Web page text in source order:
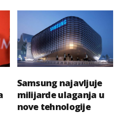
Samsung najavljuje
milijarde ulaganja u
nove tehnologije